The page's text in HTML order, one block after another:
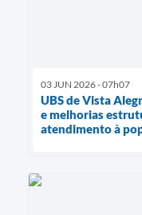
03 JUN 2026 - 07h07
UBS de Vista
e melhorias
atendimento à